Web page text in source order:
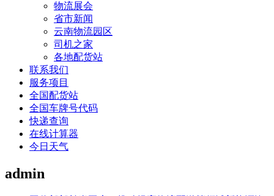
物流展会
省市新闻
云南物流园区
司机之家
各地配货站
联系我们
服务项目
全国配货站
全国车牌号代码
快递查询
在线计算器
今日天气
admin